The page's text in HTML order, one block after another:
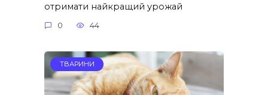
отримати найкращий урожай
0 44
ТВАРИНИ